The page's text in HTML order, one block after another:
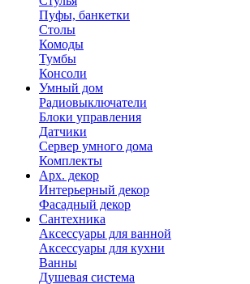
Пуфы, банкетки
Столы
Комоды
Тумбы
Консоли
Умный дом
Радиовыключатели
Блоки управления
Датчики
Сервер умного дома
Комплекты
Арх. декор
Интерьерный декор
Фасадный декор
Сантехника
Аксессуары для ванной
Аксессуары для кухни
Ванны
Душевая система